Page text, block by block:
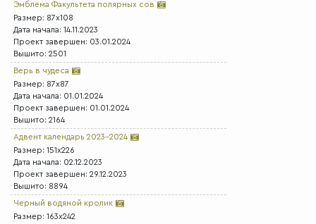
Эмблема Факультета полярных сов
Размер: 87x108
Дата начала: 14.11.2023
Проект завершен: 03.01.2024
Вышито: 2501
Верь в чудеса
Размер: 87x87
Дата начала: 01.01.2024
Проект завершен: 01.01.2024
Вышито: 2164
Адвент календарь 2023-2024
Размер: 151x226
Дата начала: 02.12.2023
Проект завершен: 29.12.2023
Вышито: 8894
Черный водяной кролик
Размер: 163x242